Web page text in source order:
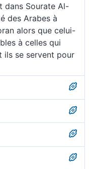
dans Sourate Al-
des Arabes à
alors que celui-
à celles qui
ils se servent pour